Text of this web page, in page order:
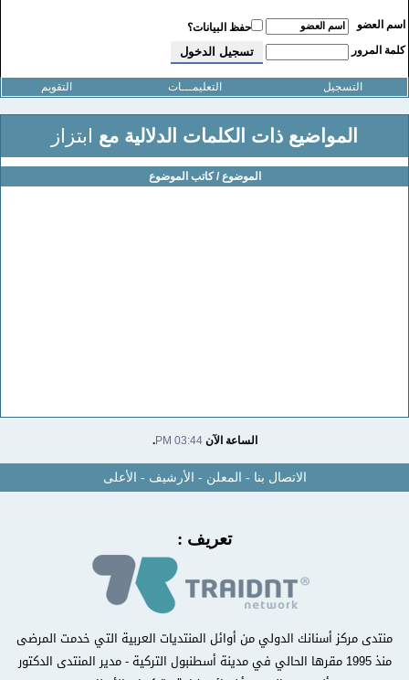
اسم العضو
حفظ البيانات؟
كلمة المرور
التسجيل التعليمـــات التقويم
المواضيع ذات الكلمات الدلالية مع ابتزاز
الموضوع / كاتب الموضوع
الساعة الآن03:44 PM
.
الاتصال بنا-المعلن-الأرشيف -الأعلى
تعريف :
منتدى مركز أسنانك الدولي من أوائل المنتديات العربية التي خدمت المرضى
منذ 1995 مقرها الحالي في مدينة أسطنبول التركية - مدير المنتدى الدكتور